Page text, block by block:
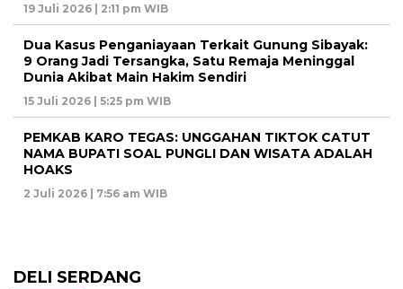
19 Juli 2026 | 2:11 pm WIB
Dua Kasus Penganiayaan Terkait Gunung Sibayak:
9 Orang Jadi Tersangka, Satu Remaja Meninggal
Dunia Akibat Main Hakim Sendiri
15 Juli 2026 | 5:25 pm WIB
PEMKAB KARO TEGAS: UNGGAHAN TIKTOK CATUT
NAMA BUPATI SOAL PUNGLI DAN WISATA ADALAH
HOAKS
2 Juli 2026 | 7:56 am WIB
DELI SERDANG